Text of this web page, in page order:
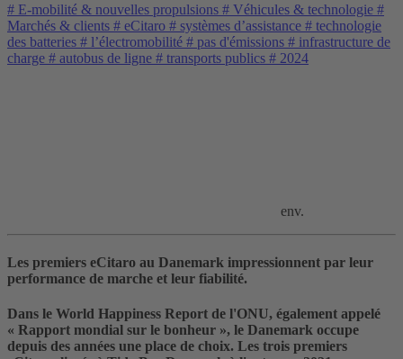
# E-mobilité & nouvelles propulsions # Véhicules & technologie #
Marchés & clients # eCitaro # systèmes d’assistance # technologie
des batteries # l’électromobilité # pas d'émissions # infrastructure de
charge # autobus de ligne # transports publics # 2024
env.
Les premiers eCitaro au Danemark impressionnent par leur
performance de marche et leur fiabilité.
Dans le World Happiness Report de l'ONU, également appelé
« Rapport mondial sur le bonheur », le Danemark occupe
depuis des années une place de choix. Les trois premiers